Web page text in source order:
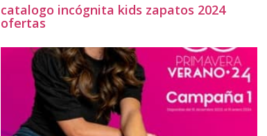
catalogo incógnita kids zapatos 2024
ofertas